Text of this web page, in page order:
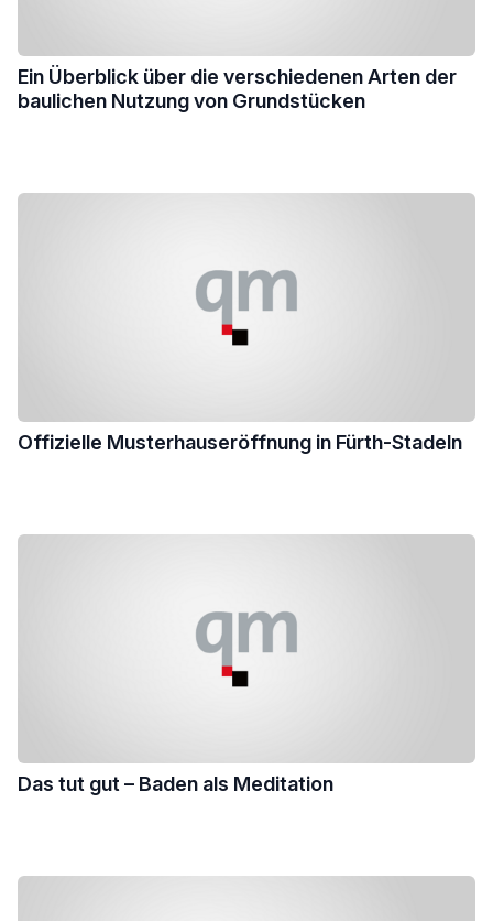
Ein Überblick über die verschiedenen Arten der
baulichen Nutzung von Grundstücken
Offizielle Musterhauseröffnung in Fürth-Stadeln
Das tut gut – Baden als Meditation